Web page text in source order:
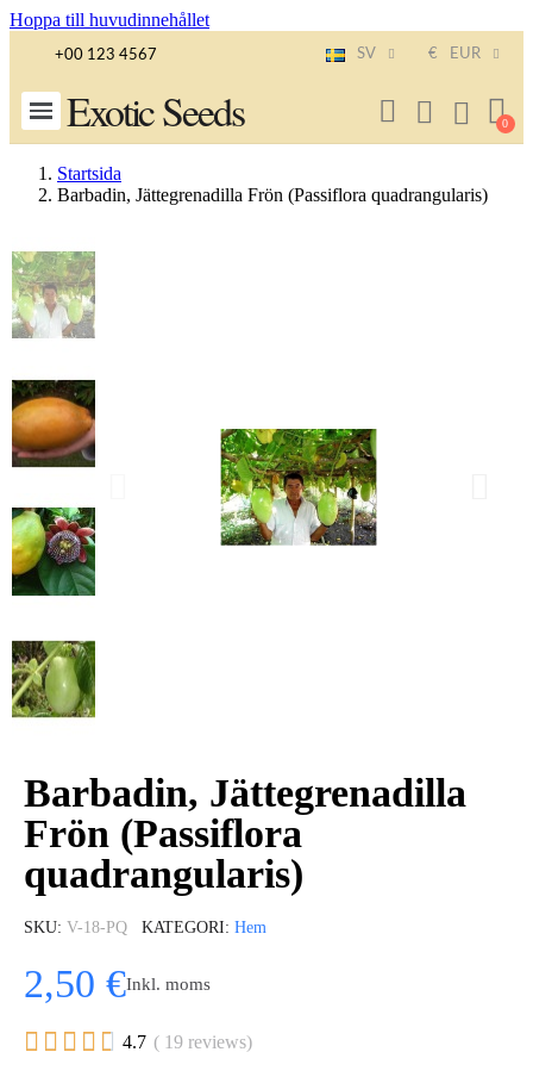
Hoppa till huvudinnehållet
+00 123 4567 SV € EUR
Exotic Seeds
Startsida
Barbadin, Jättegrenadilla Frön (Passiflora quadrangularis)
Barbadin, Jättegrenadilla
Frön (Passiflora
quadrangularis)
SKU V-18-PQ KATEGORI Hem
2,50 €Inkl. moms
     4.7 ( 19 reviews)